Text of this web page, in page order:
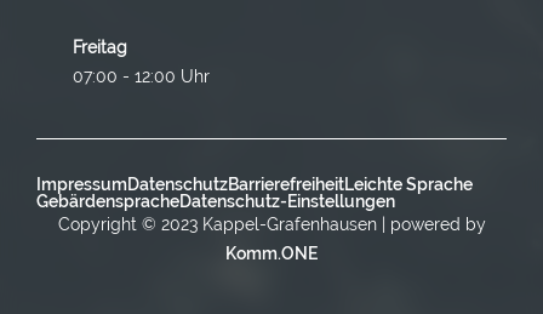
Freitag
07:00 - 12:00 Uhr
ImpressumDatenschutzBarrierefreiheitLeichte Sprache
GebärdenspracheDatenschutz-Einstellungen
Copyright © 2023 Kappel-Grafenhausen | powered by
Komm.ONE